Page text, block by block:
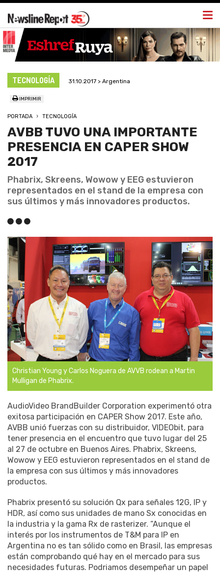
TECNOLOGÍA 31.10.2017 > Argentina
IMPRIMIR
PORTADA TECNOLOGÍA
AVBB TUVO UNA IMPORTANTE
PRESENCIA EN CAPER SHOW
2017
Phabrix, Skreens, Wowow y EEG estuvieron
representados en el stand de la empresa con
sus últimos y más innovadores productos.
Christian Young y Carlos Noguera de AVVB rodean a Martin
Mulligan de Phabrix.
AudioVideo BrandBuilder Corporation experimentó otra
exitosa participación en CAPER Show 2017. Este año,
AVBB unió fuerzas con su distribuidor, VIDEObit, para
tener presencia en el encuentro que tuvo lugar del 25
al 27 de octubre en Buenos Aires. Phabrix, Skreens,
Wowow y EEG estuvieron representados en el stand de
la empresa con sus últimos y más innovadores
productos.
Phabrix presentó su solución Qx para señales 12G, IP y
HDR, así como sus unidades de mano Sx conocidas en
la industria y la gama Rx de rasterizer. “Aunque el
interés por los instrumentos de T&M para IP en
Argentina no es tan sólido como en Brasil, las empresas
están comprobando qué hay en el mercado para sus
necesidades futuras. Podriamos desempeñar un papel